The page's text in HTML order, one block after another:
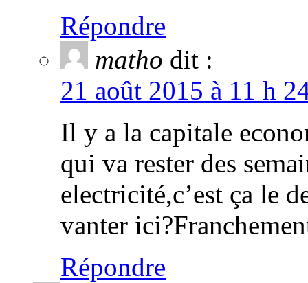
Répondre
matho dit :
21 août 2015 à 11 h
Il y a la capitale
qui va rester des
electricité,c’est ça le
vanter
Répondre